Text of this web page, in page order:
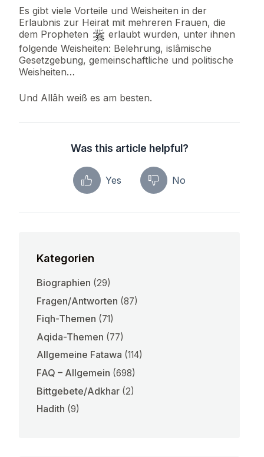
Es gibt viele Vorteile und Weisheiten in der
Erlaubnis zur Heirat mit mehreren Frauen, die
dem Propheten
erlaubt wurden, unter ihnen
folgende Weisheiten: Belehrung, islâmische
Gesetzgebung, gemeinschaftliche und politische
Weisheiten…
Und Allâh weiß es am besten.
Was this article helpful?
Yes No
Kategorien
Biographien (29)
Fragen/Antworten (87)
Fiqh-Themen (71)
Aqida-Themen (77)
Allgemeine Fatawa (114)
FAQ – Allgemein (698)
Bittgebete/Adkhar (2)
Hadith (9)